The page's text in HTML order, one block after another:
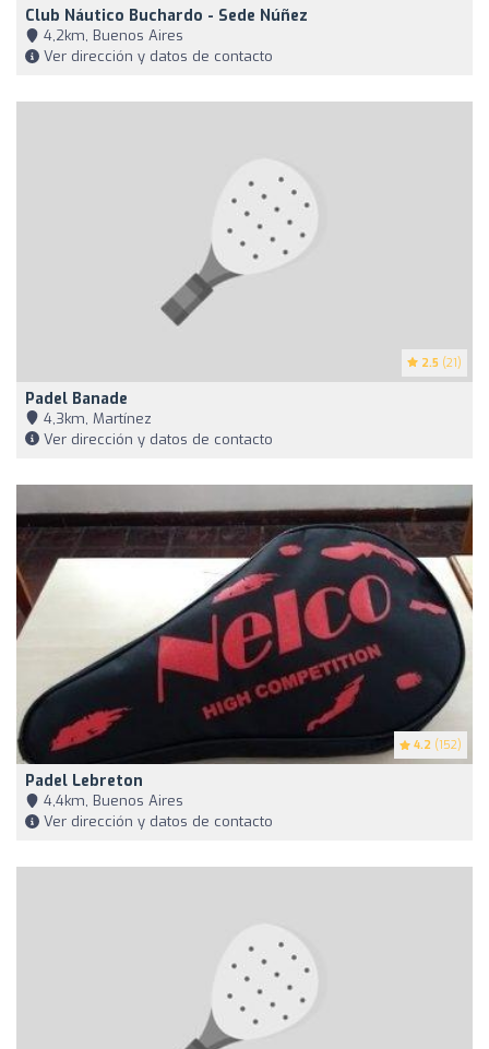
Club Náutico Buchardo - Sede Núñez
4,2km, Buenos Aires
Ver dirección y datos de contacto
2.5 (21)
Padel Banade
4,3km, Martínez
Ver dirección y datos de contacto
4.2 (152)
Padel Lebreton
4,4km, Buenos Aires
Ver dirección y datos de contacto